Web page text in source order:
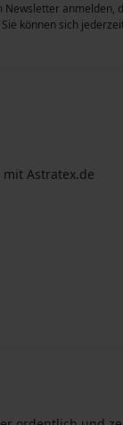
Newsletter anmelden,
können sich
Astratex.de